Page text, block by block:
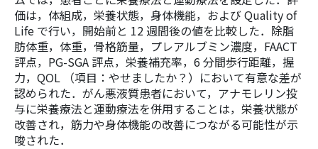
価は，体組成，栄養状態，身体機能，および Quality of
Life で行い，開始前と 12 週間後の値を比較した．除脂
肪体重，体重，骨格筋量，プレアルブミン濃度，FAACT
評点，PG-SGA 評点，栄養補充率，6 分間歩行距離，握
力，QOL （項目：やせましたか？）において有意な差が
認められた．がん悪液質患者において，アナモレリン投
与に栄養療法と運動療法を併用することは，栄養状態が
改善され，筋力や身体機能の改善につながる可能性が示
唆された．